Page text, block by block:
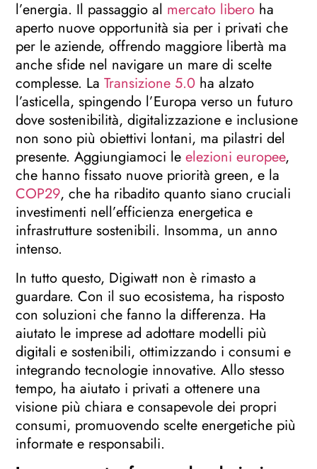
l’energia. Il passaggio al mercato libero ha
aperto nuove opportunità sia per i privati che
per le aziende, offrendo maggiore libertà ma
anche sfide nel navigare un mare di scelte
complesse. LaTransizione 5.0 ha alzato
l’asticella, spingendo l’Europa verso un futuro
dove sostenibilità, digitalizzazione e inclusione
non sono più obiettivi lontani, ma pilastri del
presente. Aggiungiamoci leelezioni europee,
che hanno fissato nuove priorità green, e la
COP29, che ha ribadito quanto siano cruciali
investimenti nell’efficienza energetica e
infrastrutture sostenibili. Insomma, un anno
intenso.
In tutto questo, Digiwatt non è rimasto a
guardare. Con il suo ecosistema, ha risposto
con soluzioni che fanno la differenza. Ha
aiutato le imprese ad adottare modelli più
digitali e sostenibili, ottimizzando i consumi e
integrando tecnologie innovative. Allo stesso
tempo, ha aiutato i privati a ottenere una
visione più chiara e consapevole dei propri
consumi, promuovendo scelte energetiche più
informate e responsabili.